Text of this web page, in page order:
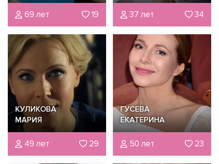
69 лет 19 37 лет 34
КУЛИКОВА
МАРИЯ
49 лет 29
ГУСЕВА
ЕКАТЕРИНА
50 лет 23